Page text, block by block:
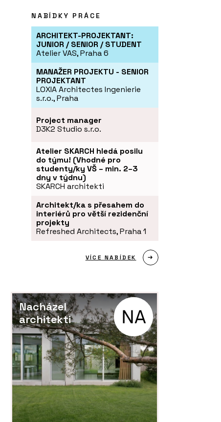
NABÍDKY PRÁCE
ARCHITEKT-PROJEKTANT:
JUNIOR / SENIOR / STUDENT
Atelier VAS, Praha 6
MANAŽER PROJEKTU - SENIOR
PROJEKTANT
LOXIA Architectes Ingenierie
s.r.o., Praha
Project manager
D3K2 Studio s.r.o.
Atelier SKARCH hledá posilu
do týmu! (Vhodné pro
studenty/ky VŠ – min. 2–3
dny v týdnu)
SKARCH architekti
Architekt/ka s přesahem do
interiérů pro větší rezidenční
projekty
Refreshed Architects, Praha 1
VÍCE NABÍDEK
Nacházel
architekti